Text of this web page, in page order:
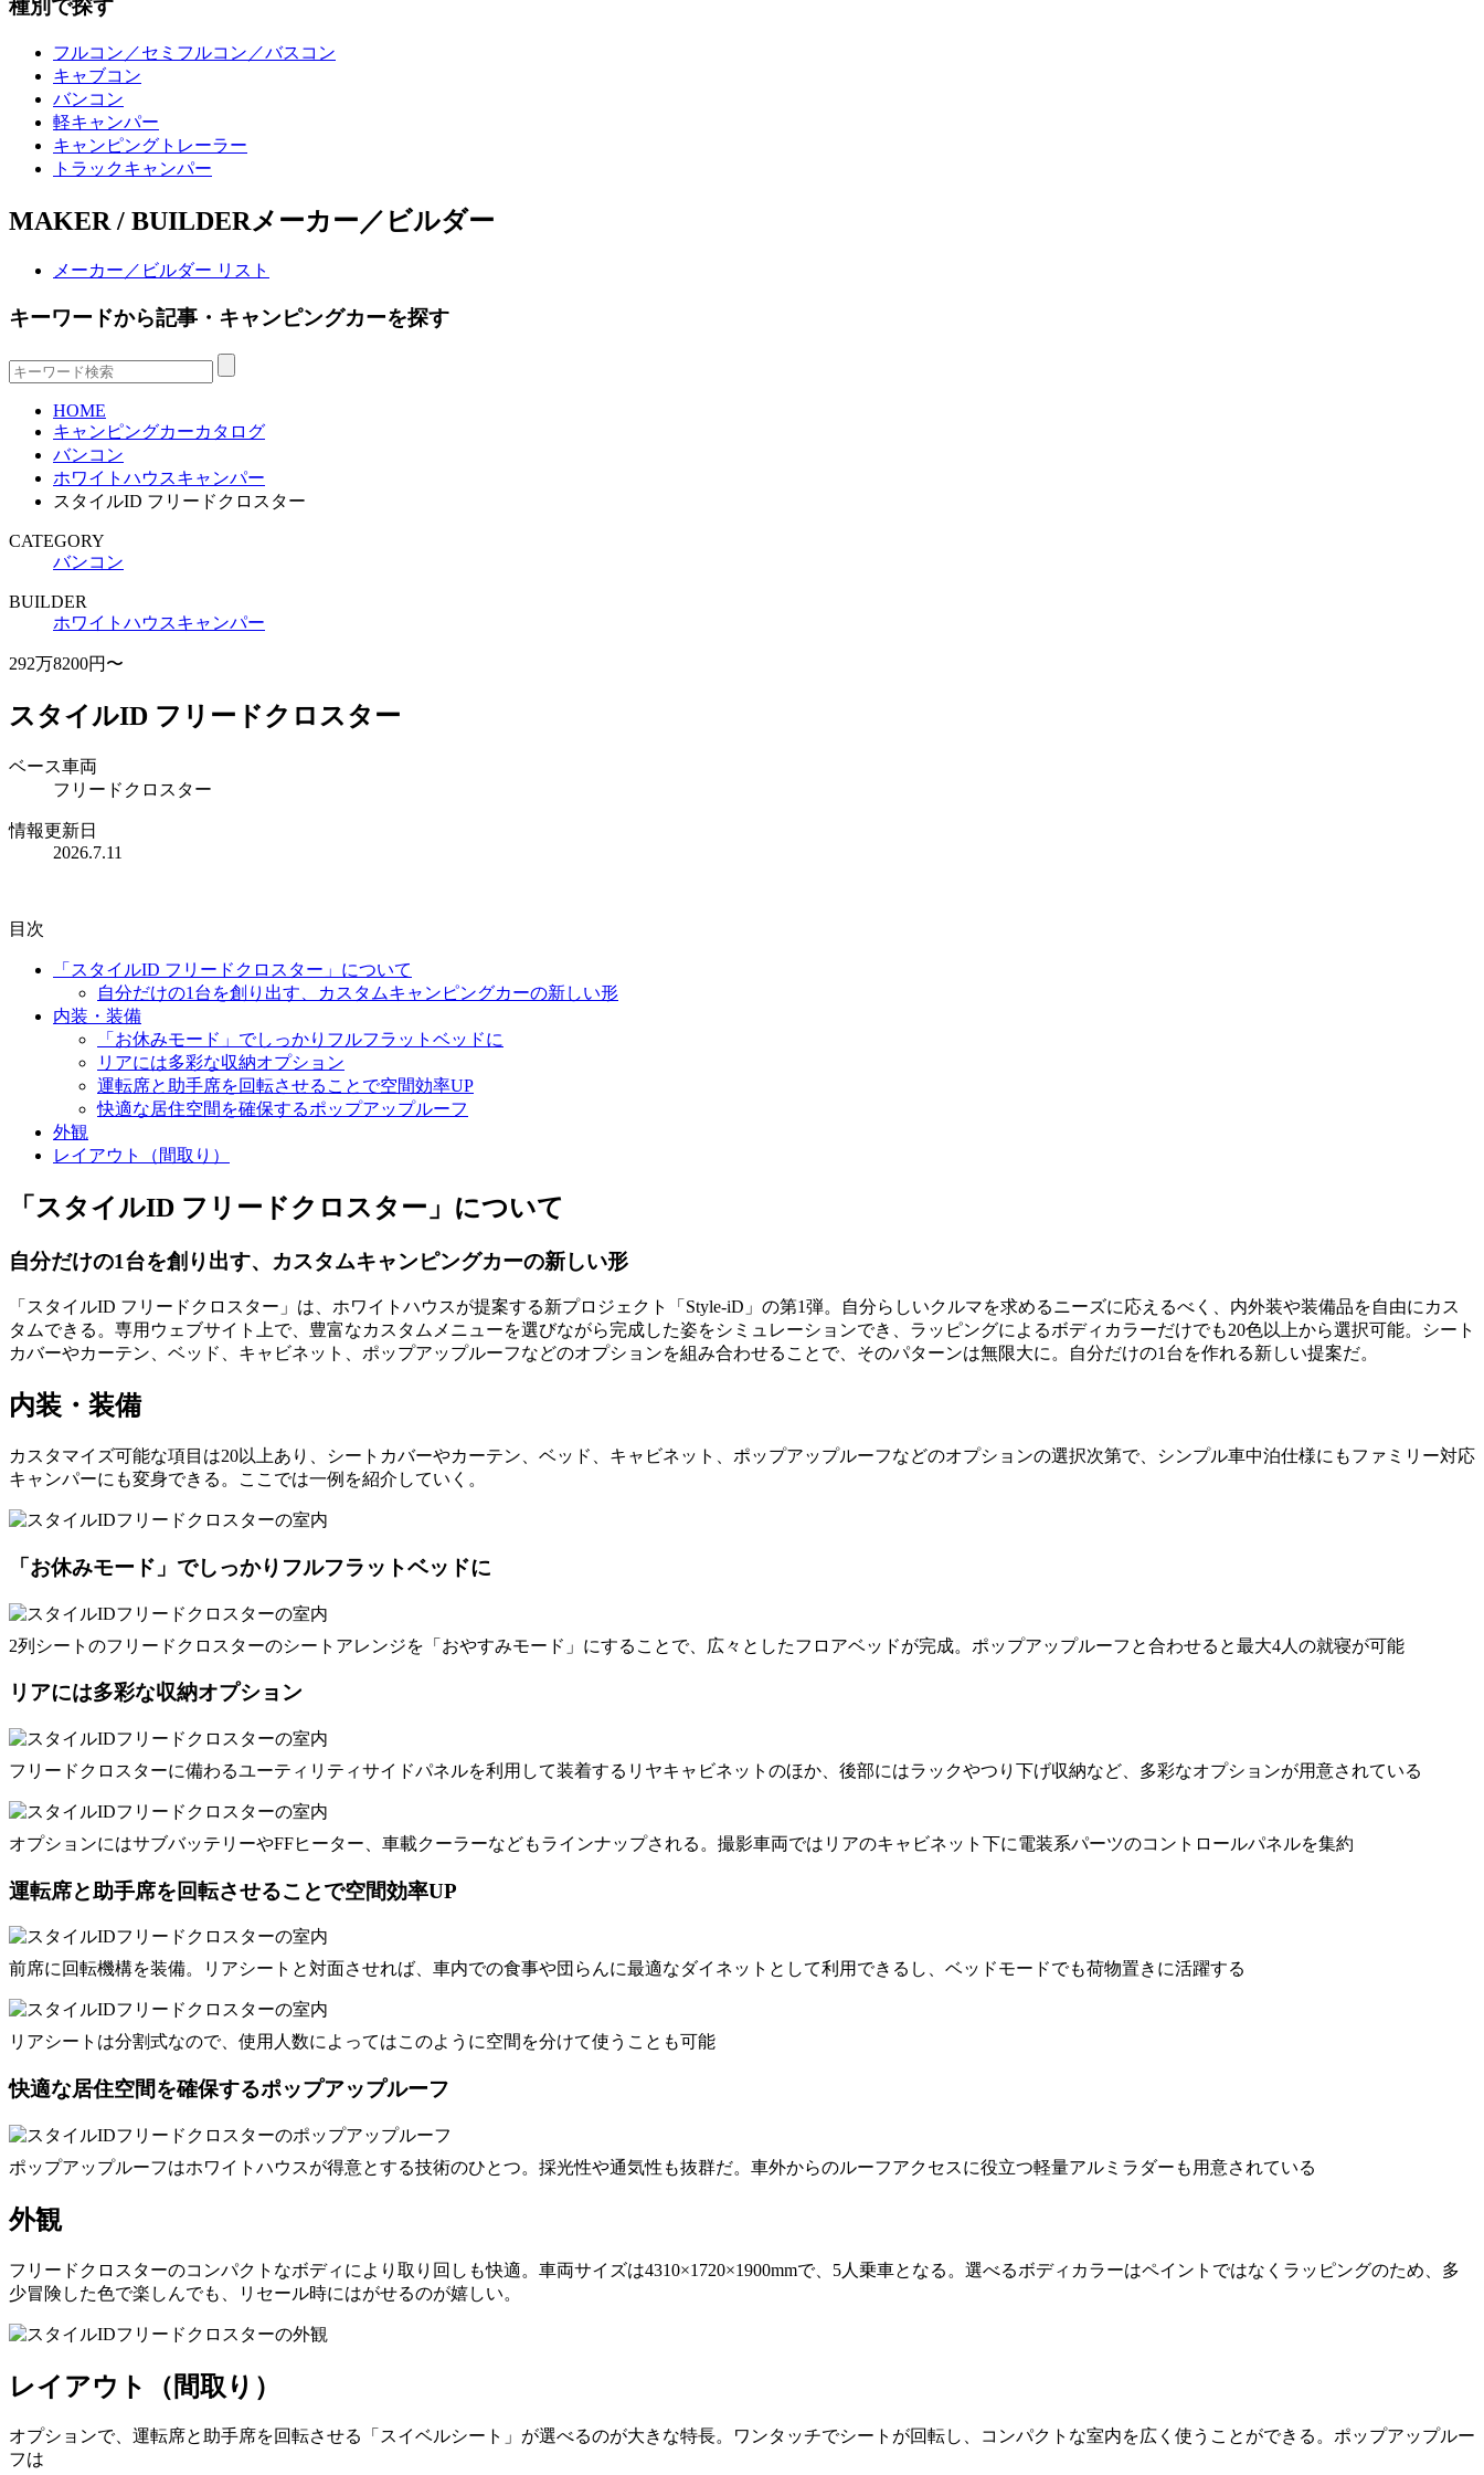
種別で探す
フルコン／セミフルコン／バスコン
キャブコン
バンコン
軽キャンパー
キャンピングトレーラー
トラックキャンパー
MAKER / BUILDERメーカー／ビルダー
メーカー／ビルダー リスト
キーワードから記事・キャンピングカーを探す
HOME
キャンピングカーカタログ
バンコン
ホワイトハウスキャンパー
スタイルID フリードクロスター
CATEGORY
バンコン
BUILDER
ホワイトハウスキャンパー
292万8200円〜
スタイルID フリードクロスター
ベース車両
フリードクロスター
情報更新日
2026.7.11
目次
「スタイルID フリードクロスター」について
自分だけの1台を創り出す、カスタムキャンピングカーの新しい形
内装・装備
「お休みモード」でしっかりフルフラットベッドに
リアには多彩な収納オプション
運転席と助手席を回転させることで空間効率UP
快適な居住空間を確保するポップアップルーフ
外観
レイアウト（間取り）
「スタイルID フリードクロスター」について
自分だけの1台を創り出す、カスタムキャンピングカーの新しい形
「スタイルID フリードクロスター」は、ホワイトハウスが提案する新プロジェクト「Style-iD」の第1弾。自分らしいクルマを求めるニーズに応えるべく、内外装や装備品を自由にカス
タムできる。専用ウェブサイト上で、豊富なカスタムメニューを選びながら完成した姿をシミュレーションでき、ラッピングによるボディカラーだけでも20色以上から選択可能。シート
カバーやカーテン、ベッド、キャビネット、ポップアップルーフなどのオプションを組み合わせることで、そのパターンは無限大に。自分だけの1台を作れる新しい提案だ。
内装・装備
カスタマイズ可能な項目は20以上あり、シートカバーやカーテン、ベッド、キャビネット、ポップアップルーフなどのオプションの選択次第で、シンプル車中泊仕様にもファミリー対応
キャンパーにも変身できる。ここでは一例を紹介していく。
「お休みモード」でしっかりフルフラットベッドに
2列シートのフリードクロスターのシートアレンジを「おやすみモード」にすることで、広々としたフロアベッドが完成。ポップアップルーフと合わせると最大4人の就寝が可能
リアには多彩な収納オプション
フリードクロスターに備わるユーティリティサイドパネルを利用して装着するリヤキャビネットのほか、後部にはラックやつり下げ収納など、多彩なオプションが用意されている
オプションにはサブバッテリーやFFヒーター、車載クーラーなどもラインナップされる。撮影車両ではリアのキャビネット下に電装系パーツのコントロールパネルを集約
運転席と助手席を回転させることで空間効率UP
前席に回転機構を装備。リアシートと対面させれば、車内での食事や団らんに最適なダイネットとして利用できるし、ベッドモードでも荷物置きに活躍する
リアシートは分割式なので、使用人数によってはこのように空間を分けて使うことも可能
快適な居住空間を確保するポップアップルーフ
ポップアップルーフはホワイトハウスが得意とする技術のひとつ。採光性や通気性も抜群だ。車外からのルーフアクセスに役立つ軽量アルミラダーも用意されている
外観
フリードクロスターのコンパクトなボディにより取り回しも快適。車両サイズは4310×1720×1900mmで、5人乗車となる。選べるボディカラーはペイントではなくラッピングのため、多
少冒険した色で楽しんでも、リセール時にはがせるのが嬉しい。
レイアウト（間取り）
オプションで、運転席と助手席を回転させる「スイベルシート」が選べるのが大きな特長。ワンタッチでシートが回転し、コンパクトな室内を広く使うことができる。ポップアップルー
フは